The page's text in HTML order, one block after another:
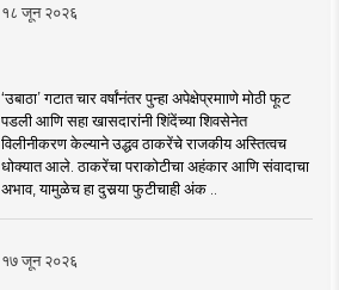
१८ जून २०२६
‘उबाठा’ गटात चार वर्षांनंतर पुन्हा अपेक्षेप्रमााणे मोठी फूट
पडली आणि सहा खासदारांनी शिंदेंच्या शिवसेनेत
विलीनीकरण केल्याने उद्धव ठाकरेंचे राजकीय अस्तित्वच
धोक्यात आले. ठाकरेंचा पराकोटीचा अहंकार आणि संवादाचा
अभाव, यामुळेच हा दुसर्‍या फुटीचाही अंक ..
१७ जून २०२६